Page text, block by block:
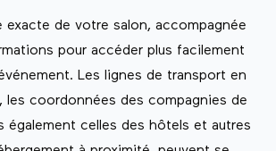
exacte de votre salon, accompagnée
pour accéder plus facilement
Les lignes de transport en
les coordonnées des compagnies de
également celles des hôtels et autres